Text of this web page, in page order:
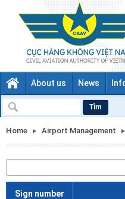
About us News
Tìm
Home Airport Management
Sign number